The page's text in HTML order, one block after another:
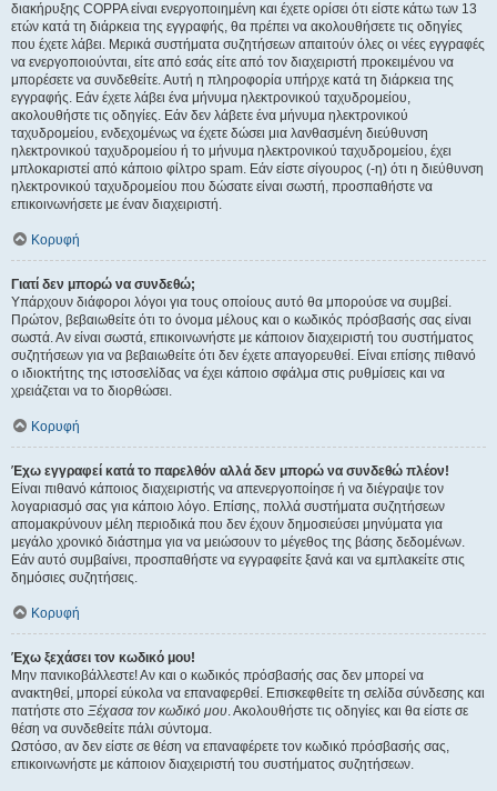
διακήρυξης COPPA είναι ενεργοποιημένη και έχετε ορίσει ότι είστε κάτω των 13
ετών κατά τη διάρκεια της εγγραφής, θα πρέπει να ακολουθήσετε τις οδηγίες
που έχετε λάβει. Μερικά συστήματα συζητήσεων απαιτούν όλες οι νέες εγγραφές
να ενεργοποιούνται, είτε από εσάς είτε από τον διαχειριστή προκειμένου να
μπορέσετε να συνδεθείτε. Αυτή η πληροφορία υπήρχε κατά τη διάρκεια της
εγγραφής. Εάν έχετε λάβει ένα μήνυμα ηλεκτρονικού ταχυδρομείου,
ακολουθήστε τις οδηγίες. Εάν δεν λάβετε ένα μήνυμα ηλεκτρονικού
ταχυδρομείου, ενδεχομένως να έχετε δώσει μια λανθασμένη διεύθυνση
ηλεκτρονικού ταχυδρομείου ή το μήνυμα ηλεκτρονικού ταχυδρομείου, έχει
μπλοκαριστεί από κάποιο φίλτρο spam. Εάν είστε σίγουρος (-η) ότι η διεύθυνση
ηλεκτρονικού ταχυδρομείου που δώσατε είναι σωστή, προσπαθήστε να
επικοινωνήσετε με έναν διαχειριστή.
Κορυφή
Γιατί δεν μπορώ να συνδεθώ;
Υπάρχουν διάφοροι λόγοι για τους οποίους αυτό θα μπορούσε να συμβεί.
Πρώτον, βεβαιωθείτε ότι το όνομα μέλους και ο κωδικός πρόσβασής σας είναι
σωστά. Αν είναι σωστά, επικοινωνήστε με κάποιον διαχειριστή του συστήματος
συζητήσεων για να βεβαιωθείτε ότι δεν έχετε απαγορευθεί. Είναι επίσης πιθανό
ο ιδιοκτήτης της ιστοσελίδας να έχει κάποιο σφάλμα στις ρυθμίσεις και να
χρειάζεται να το διορθώσει.
Κορυφή
Έχω εγγραφεί κατά το παρελθόν αλλά δεν μπορώ να συνδεθώ πλέον!
Είναι πιθανό κάποιος διαχειριστής να απενεργοποίησε ή να διέγραψε τον
λογαριασμό σας για κάποιο λόγο. Επίσης, πολλά συστήματα συζητήσεων
απομακρύνουν μέλη περιοδικά που δεν έχουν δημοσιεύσει μηνύματα για
μεγάλο χρονικό διάστημα για να μειώσουν το μέγεθος της βάσης δεδομένων.
Εάν αυτό συμβαίνει, προσπαθήστε να εγγραφείτε ξανά και να εμπλακείτε στις
δημόσιες συζητήσεις.
Κορυφή
Έχω ξεχάσει τον κωδικό μου!
Μην πανικοβάλλεστε! Αν και ο κωδικός πρόσβασής σας δεν μπορεί να
ανακτηθεί, μπορεί εύκολα να επαναφερθεί. Επισκεφθείτε τη σελίδα σύνδεσης και
πατήστε στο Ξέχασα τον κωδικό μου. Ακολουθήστε τις οδηγίες και θα είστε σε
θέση να συνδεθείτε πάλι σύντομα.
Ωστόσο, αν δεν είστε σε θέση να επαναφέρετε τον κωδικό πρόσβασής σας,
επικοινωνήστε με κάποιον διαχειριστή του συστήματος συζητήσεων.